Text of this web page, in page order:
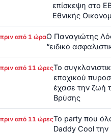
επίσκεψη στο
Εθνικής
πριν από 1 ώραΟ Παναγιώτης
“ειδικό
πριν από 11 ώρεςΤο
εποχικού
έχασε την ζωή
Βρύσης
πριν από 11 ώρεςΤο party που
Daddy Cool